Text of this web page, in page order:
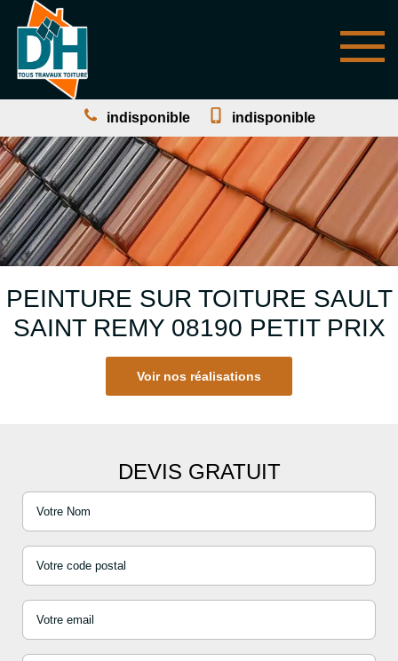
indisponible indisponible
PEINTURE SUR TOITURE SAULT
SAINT REMY 08190 PETIT PRIX
Voir nos réalisations
DEVIS GRATUIT